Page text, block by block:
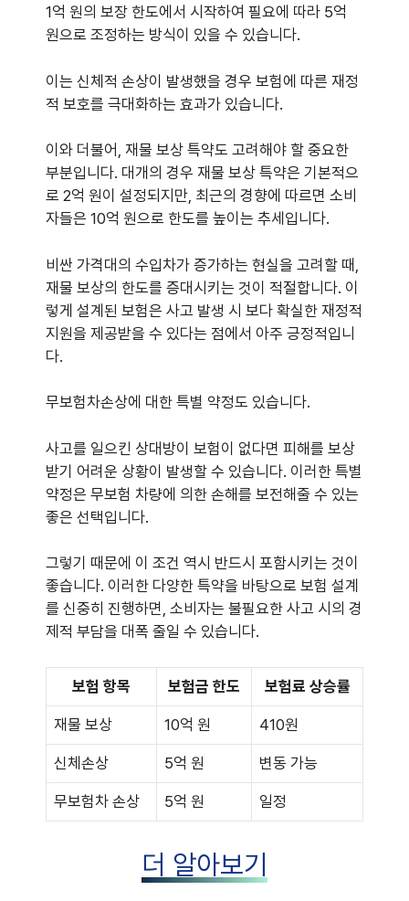
1억 원의 보장 한도에서 시작하여 필요에 따라 5억
원으로 조정하는 방식이 있을 수 있습니다.
이는 신체적 손상이 발생했을 경우 보험에 따른 재정
적 보호를 극대화하는 효과가 있습니다.
이와 더불어, 재물 보상 특약도 고려해야 할 중요한
부분입니다. 대개의 경우 재물 보상 특약은 기본적으
로 2억 원이 설정되지만, 최근의 경향에 따르면 소비
자들은 10억 원으로 한도를 높이는 추세입니다.
비싼 가격대의 수입차가 증가하는 현실을 고려할 때,
재물 보상의 한도를 증대시키는 것이 적절합니다. 이
렇게 설계된 보험은 사고 발생 시 보다 확실한 재정적
지원을 제공받을 수 있다는 점에서 아주 긍정적입니
다.
무보험차손상에 대한 특별 약정도 있습니다.
사고를 일으킨 상대방이 보험이 없다면 피해를 보상
받기 어려운 상황이 발생할 수 있습니다. 이러한 특별
약정은 무보험 차량에 의한 손해를 보전해줄 수 있는
좋은 선택입니다.
그렇기 때문에 이 조건 역시 반드시 포함시키는 것이
좋습니다. 이러한 다양한 특약을 바탕으로 보험 설계
를 신중히 진행하면, 소비자는 불필요한 사고 시의 경
제적 부담을 대폭 줄일 수 있습니다.
보험 항목 보험금 한도 보험료 상승률
재물 보상 10억 원 410원
신체손상 5억 원 변동 가능
무보험차 손상 5억 원 일정
더 알아보기